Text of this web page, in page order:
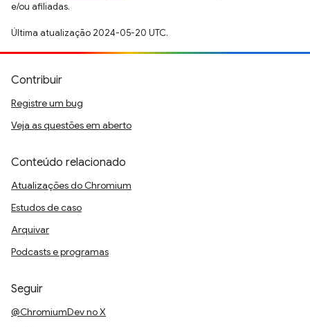
e/ou afiliadas.
Última atualização 2024-05-20 UTC.
Contribuir
Registre um bug
Veja as questões em aberto
Conteúdo relacionado
Atualizações do Chromium
Estudos de caso
Arquivar
Podcasts e programas
Seguir
@ChromiumDev no X